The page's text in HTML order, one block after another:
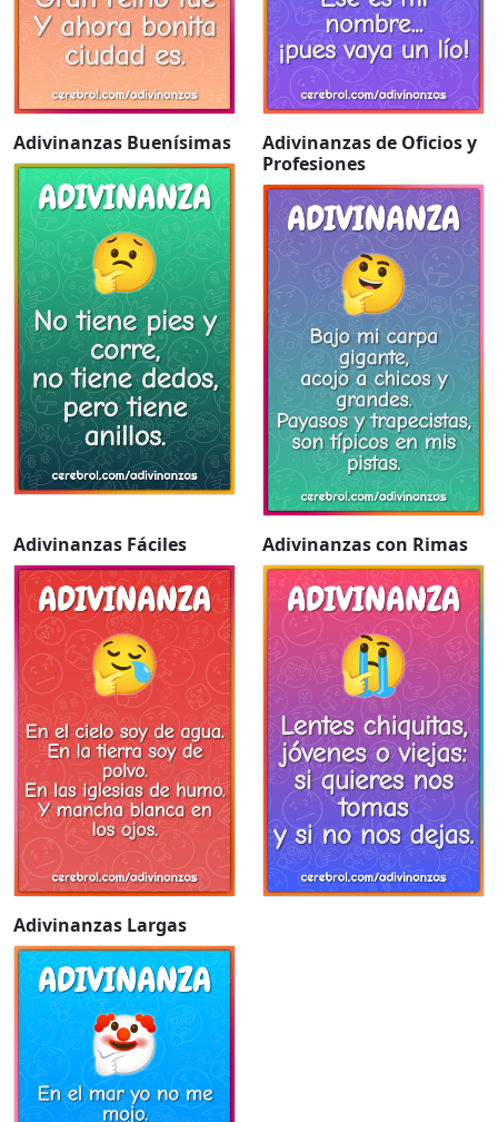
Adivinanzas Buenísimas
Adivinanzas de Oficios y
Profesiones
Adivinanzas Fáciles Adivinanzas con Rimas
Adivinanzas Largas